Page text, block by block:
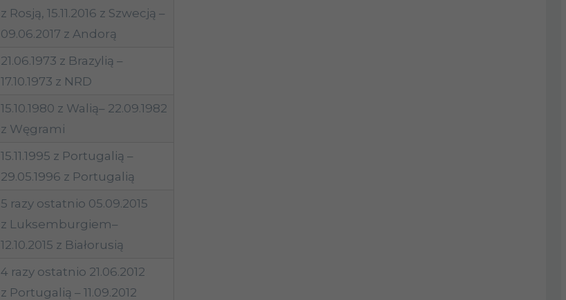
z Rosją, 15.11.2016 z Szwecją –
09.06.2017 z Andorą
21.06.1973 z Brazylią –
17.10.1973 z NRD
15.10.1980 z Walią– 22.09.1982
z Węgrami
15.11.1995 z Portugalią –
29.05.1996 z Portugalią
5 razy ostatnio 05.09.2015
z Luksemburgiem–
12.10.2015 z Białorusią
4 razy ostatnio 21.06.2012
z Portugalią – 11.09.2012